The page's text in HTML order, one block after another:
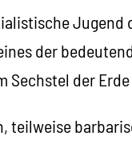
der
Sechstel der
teilweise